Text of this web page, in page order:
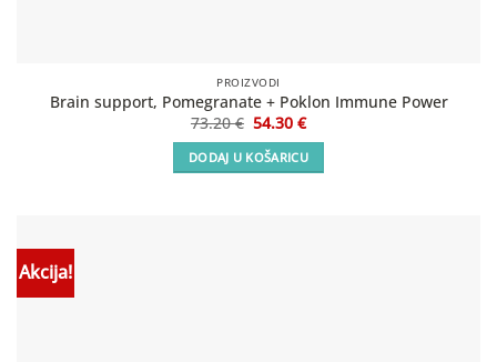
PROIZVODI
Brain support, Pomegranate + Poklon Immune Power
73.20€ Izvorna
cijena
bila
je:
73.20 €.
54.30€Trenutna
cijena
je:
54.30 €.
DODAJ U KOŠARICU
Akcija!